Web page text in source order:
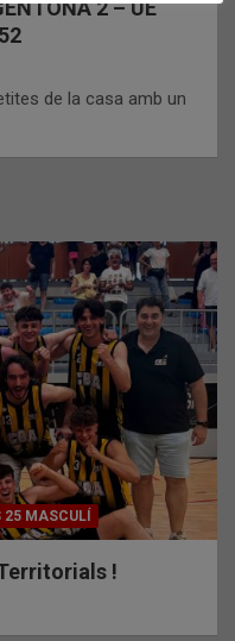
2 – UE
de la casa amb un
25 MASCULÍ
!